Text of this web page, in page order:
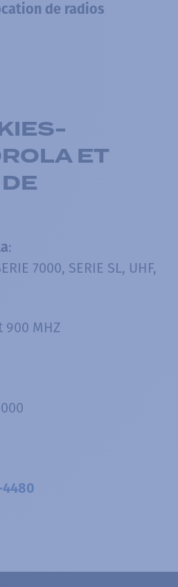
de radios
ET
:
7000, SERIE SL, UHF,
900 MHZ